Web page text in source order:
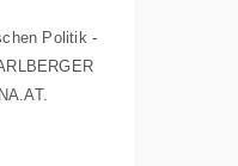
Politik -